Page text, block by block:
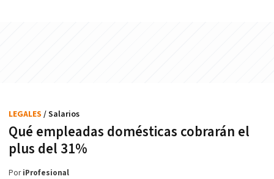
Qué empleadas domésticas cobrarán el
plus del 31%
LEGALES / Salarios
PoriProfesional